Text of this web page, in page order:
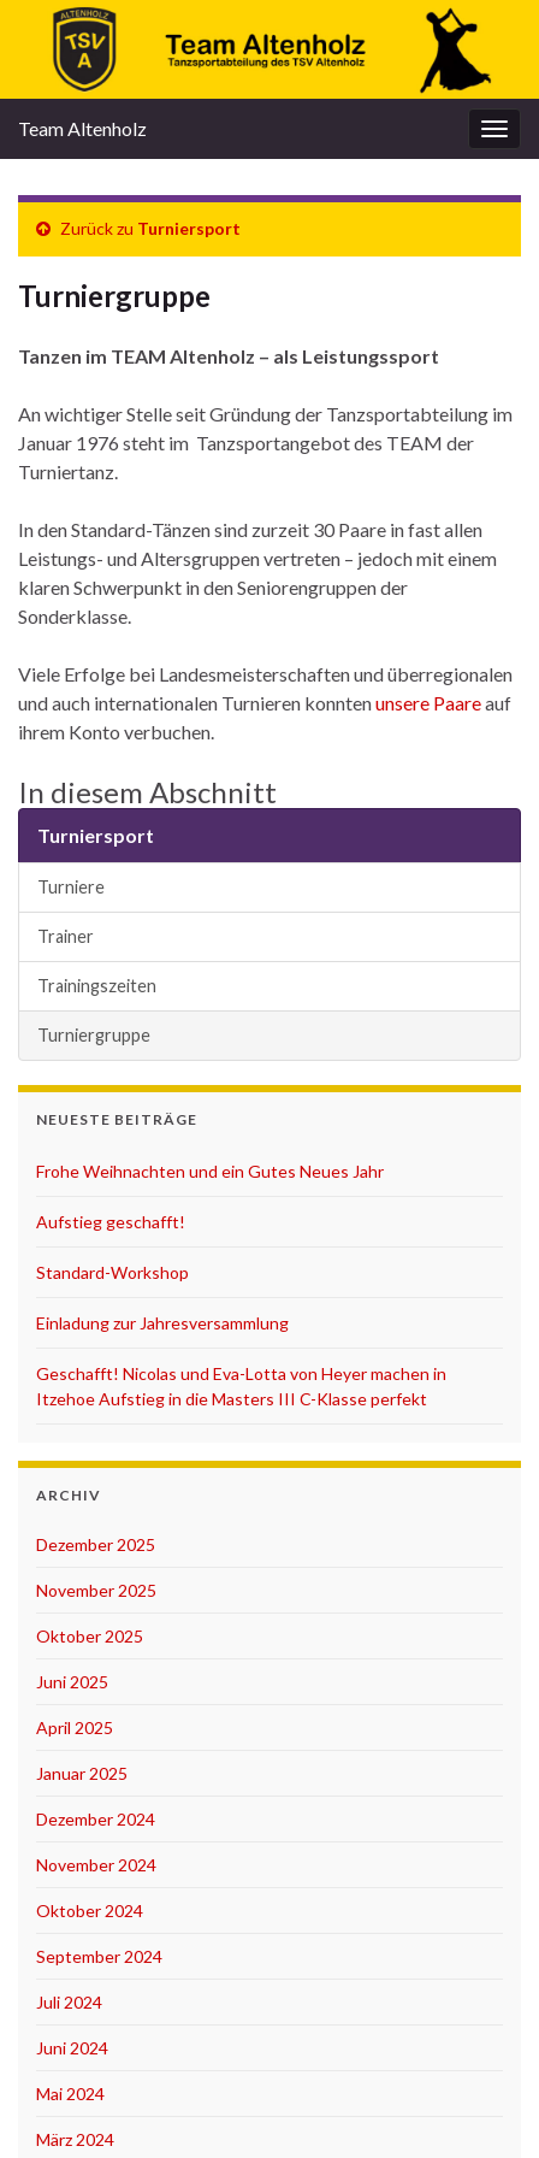
Team Altenholz
Zurück zu Turniersport
Turniergruppe
Tanzen im TEAM Altenholz – als Leistungssport
An wichtiger Stelle seit Gründung der Tanzsportabteilung im
Januar 1976 steht im Tanzsportangebot des TEAM der
Turniertanz.
In den Standard-Tänzen sind zurzeit 30 Paare in fast allen
Leistungs- und Altersgruppen vertreten – jedoch mit einem
klaren Schwerpunkt in den Seniorengruppen der
Sonderklasse.
Viele Erfolge bei Landesmeisterschaften und überregionalen
und auch internationalen Turnieren konntenunsere Paareauf
ihrem Konto verbuchen.
In diesem Abschnitt
Turniersport
Turniere
Trainer
Trainingszeiten
Turniergruppe
NEUESTE BEITRÄGE
Frohe Weihnachten und ein Gutes Neues Jahr
Aufstieg geschafft!
Standard-Workshop
Einladung zur Jahresversammlung
Geschafft! Nicolas und Eva-Lotta von Heyer machen in
Itzehoe Aufstieg in die Masters III C-Klasse perfekt
ARCHIV
Dezember 2025
November 2025
Oktober 2025
Juni 2025
April 2025
Januar 2025
Dezember 2024
November 2024
Oktober 2024
September 2024
Juli 2024
Juni 2024
Mai 2024
März 2024